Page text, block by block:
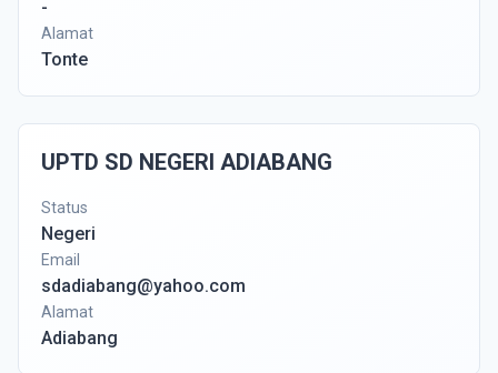
-
Alamat
Tonte
UPTD SD NEGERI ADIABANG
Status
Negeri
Email
sdadiabang@yahoo.com
Alamat
Adiabang